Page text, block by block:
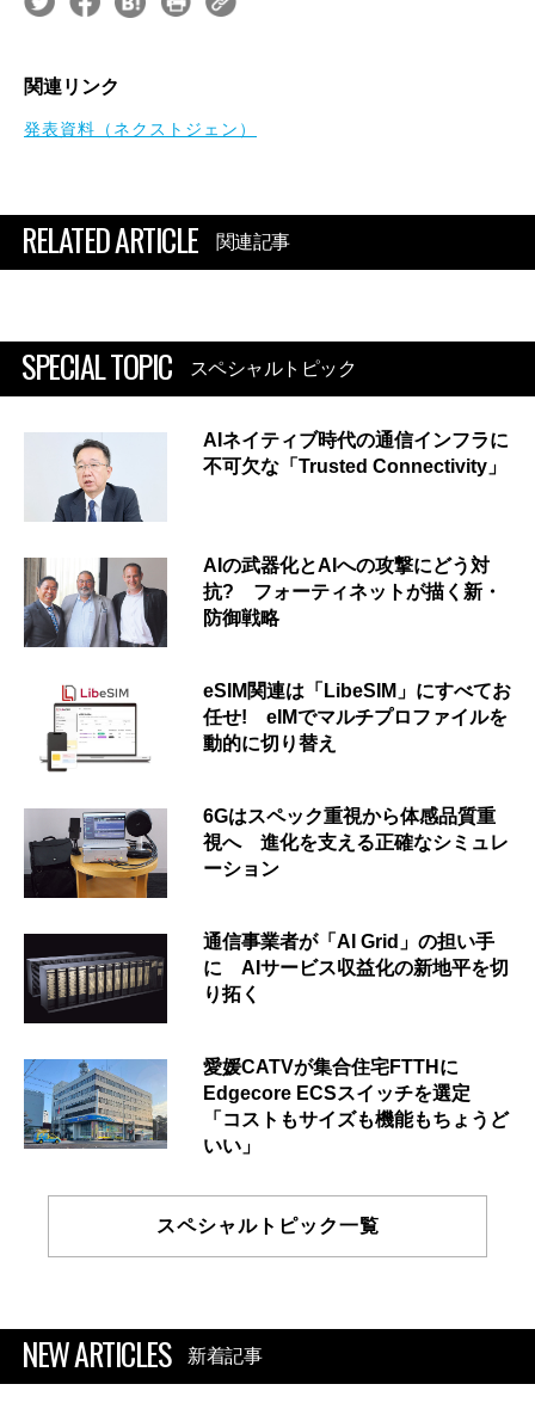
関連リンク
発表資料（ネクストジェン）
RELATED ARTICLE 関連記事
SPECIAL TOPIC スペシャルトピック
AIネイティブ時代の通信インフラに
不可欠な「Trusted Connectivity」
AIの武器化とAIへの攻撃にどう対
抗? フォーティネットが描く新・
防御戦略
eSIM関連は「LibeSIM」にすべてお
任せ! eIMでマルチプロファイルを
動的に切り替え
6Gはスペック重視から体感品質重
視へ 進化を支える正確なシミュレ
ーション
通信事業者が「AI Grid」の担い手
に AIサービス収益化の新地平を切
り拓く
愛媛CATVが集合住宅FTTHに
Edgecore ECSスイッチを選定
「コストもサイズも機能もちょうど
いい」
スペシャルトピック一覧
NEW ARTICLES 新着記事